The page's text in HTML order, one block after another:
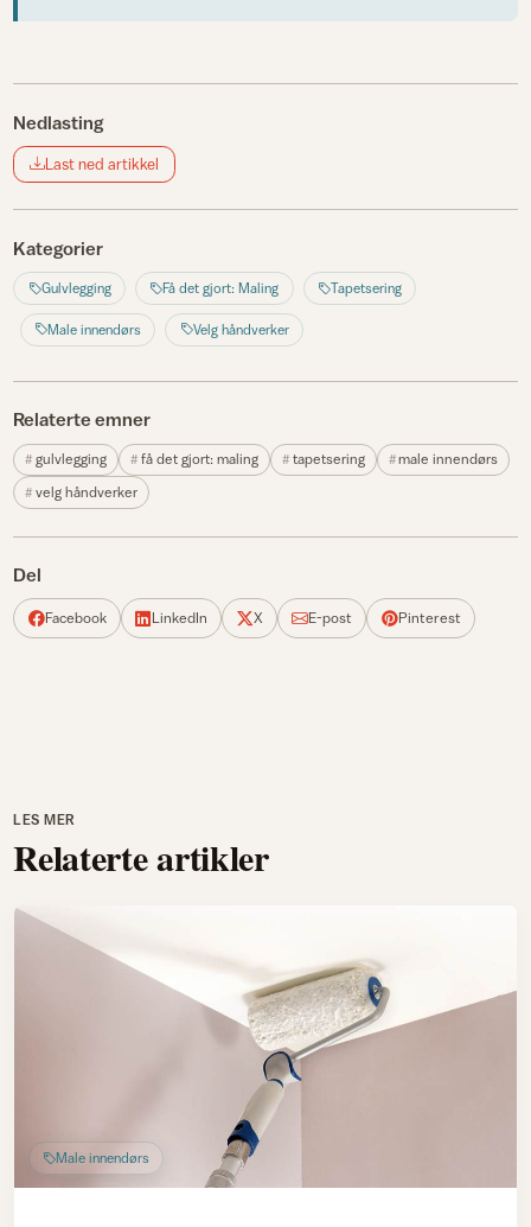
Nedlasting
Last ned artikkel
Kategorier
Gulvlegging Få det gjort: Maling Tapetsering
Male innendørs Velg håndverker
Relaterte emner
gulvlegging få det gjort: maling tapetsering
male innendørs
velg håndverker
Del
Facebook LinkedIn X E-post Pinterest
LES MER
Relaterte artikler
Male innendørs